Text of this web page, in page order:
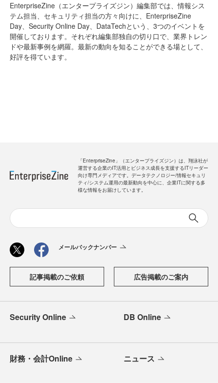
EnterpriseZine（エンタープライズジン）編集部では、情報シス
テム担当、セキュリティ担当の方々向けに、EnterpriseZine
Day、Security Online Day、DataTechという、3つのイベントを
開催しております。それぞれ編集部独自の切り口で、業界トレン
ドや最新事例を網羅。最新の動向を知ることができる場として、
好評を得ています。
「EnterpriseZine」（エンタープライズジン）は、翔泳社が
運営する企業のIT活用とビジネス成長を支援するITリーダー
向け専門メディアです。データテクノロジー/情報セキュリ
ティ/システム運用の最新動向を中心に、企業ITに関する多
様な情報をお届けしています。
メールバックナンバー
記事掲載のご依頼 広告掲載のご案内
Security Online DB Online
財務・会計Online ニュース